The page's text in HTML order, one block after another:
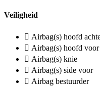
Veiligheid
Airbag(s) hoofd
Airbag(s) hoofd voor
Airbag(s) knie
Airbag(s) side voor
Airbag bestuurder